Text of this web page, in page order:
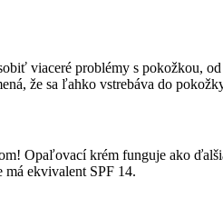
viaceré problémy s
že sa ľahko vstrebáva do
Opaľovací krém funguje ako
má ekvivalent SPF 14.